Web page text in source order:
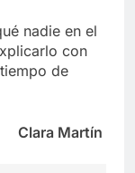
nadie en el
con
de
Clara Martín